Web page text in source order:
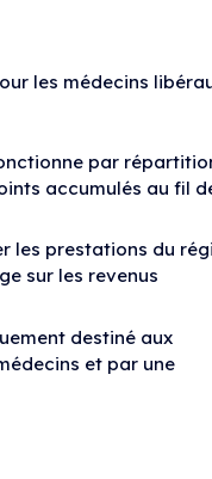
les médecins
par
accumulés au fil
les prestations du
sur les revenus
destiné aux
et par une